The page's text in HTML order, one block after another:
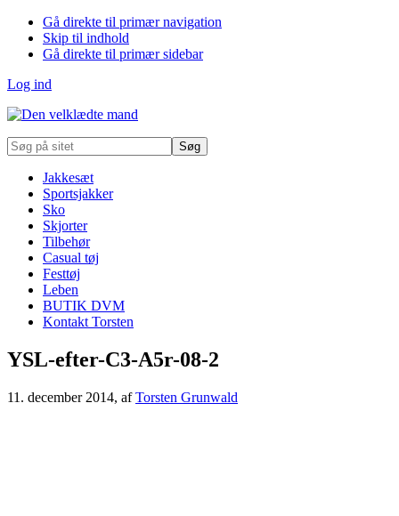
Gå direkte til primær navigation
Skip til indhold
Gå direkte til primær sidebar
Log ind
Søg
på
Jakkesæt
Sportsjakker
Sko
Skjorter
Tilbehør
Casual tøj
Festtøj
Leben
BUTIK DVM
Kontakt Torsten
YSL-efter-C3-A5r-08-2
11. december 2014, afTorsten Grunwald